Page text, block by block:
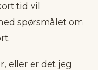
tid vil
spørsmålet om
eller er det jeg